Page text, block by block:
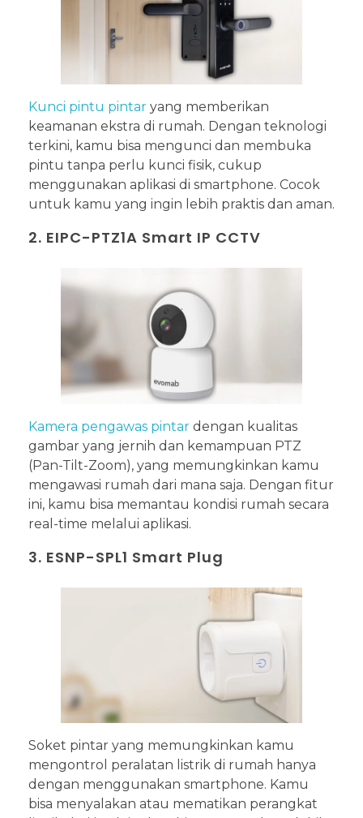
Kunci pintu pintar yang memberikan
keamanan ekstra di rumah. Dengan teknologi
terkini, kamu bisa mengunci dan membuka
pintu tanpa perlu kunci fisik, cukup
menggunakan aplikasi di smartphone. Cocok
untuk kamu yang ingin lebih praktis dan aman.
2. EIPC-PTZ1A Smart IP CCTV
Kamera pengawas pintar dengan kualitas
gambar yang jernih dan kemampuan PTZ
(Pan-Tilt-Zoom), yang memungkinkan kamu
mengawasi rumah dari mana saja. Dengan fitur
ini, kamu bisa memantau kondisi rumah secara
real-time melalui aplikasi.
3. ESNP-SPL1 Smart Plug
Soket pintar yang memungkinkan kamu
mengontrol peralatan listrik di rumah hanya
dengan menggunakan smartphone. Kamu
bisa menyalakan atau mematikan perangkat